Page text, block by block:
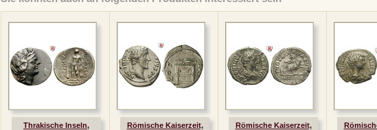
Thrakische Inseln,
Römische Kaiserzeit,
Römische Kaiserzeit,